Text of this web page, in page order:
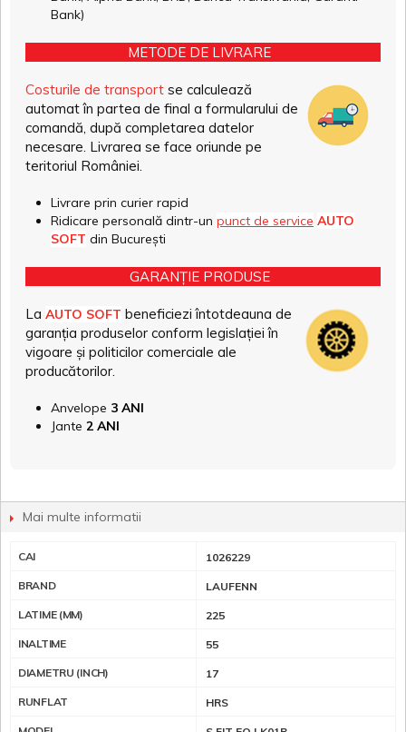
Bank)
METODE DE LIVRARE
Costurile de transport se calculează
automat în partea de final a formularului de
comandă, după completarea datelor
necesare. Livrarea se face oriunde pe
teritoriul României.
Livrare prin curier rapid
Ridicare personală dintr-un punct de service AUTO
SOFT din București
GARANȚIE PRODUSE
La AUTO SOFT beneficiezi întotdeauna de
garanția produselor conform legislației în
vigoare și politicilor comerciale ale
producătorilor.
Anvelope 3 ANI
Jante 2 ANI
Mai multe informatii
CAI 1026229
BRAND LAUFENN
LATIME (MM) 225
INALTIME 55
DIAMETRU (INCH) 17
RUNFLAT HRS